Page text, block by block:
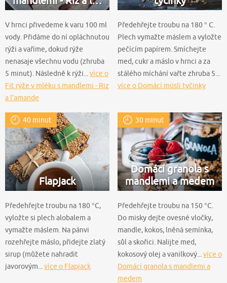
V hrnci přivedeme k varu 100 ml
vody. Přidáme do ní opláchnutou
rýži a vaříme, dokud rýže
nenasaje všechnu vodu (zhruba
5 minut). Následně k rýži...více o
Fit rýže v mléku s mandlemi - Riz
a l'amande
Předehřejte troubu na 180 ° C.
Plech vymažte máslem a vyložte
pečícím papírem. Smíchejte
med, cukr a máslo v hrnci a za
stálého míchání vařte zhruba 5...
více o Domácí müsli tyčinky
40 minut
Flapjack
Předehřejte troubu na 180 °C,
vyložte si plech alobalem a
vymažte máslem. Na pánvi
rozehřejte máslo, přidejte zlatý
sirup (můžete nahradit
javorovým... více o Flapjack
30 minut
Domácí granola s
mandlemi a medem
Předehřejte troubu na 150 °C.
Do misky dejte ovesné vločky,
mandle, kokos, lněná semínka,
sůl a skořici. Nalijte med,
kokosový olej a vanilkový... více o
Domácí granola s mandlemi a
medem